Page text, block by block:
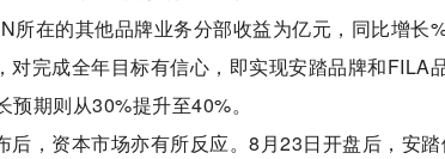
所在的其他品牌业务分部收益为亿元，同比增长%
对完成全年目标有信心，即实现安踏品牌和
期则从30%提升至40%。
后，资本市场亦有所反应。8月23日开盘后，安